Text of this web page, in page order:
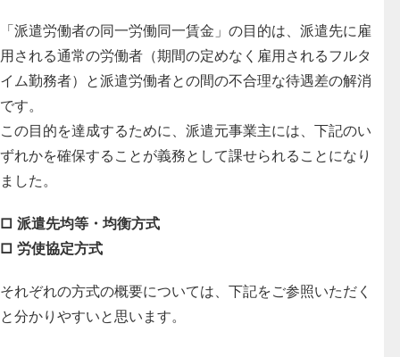
「派遣労働者の同一労働同一賃金」の目的は、派遣先に雇
用される通常の労働者（期間の定めなく雇用されるフルタ
イム勤務者）と派遣労働者との間の不合理な待遇差の解消
です。
この目的を達成するために、派遣元事業主には、下記のい
ずれかを確保することが義務として課せられることになり
ました。
□ 派遣先均等・均衡方式
□ 労使協定方式
それぞれの方式の概要については、下記をご参照いただく
と分かりやすいと思います。